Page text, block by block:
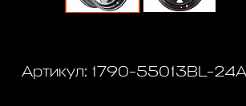
Артикул: 1790-55013BL-